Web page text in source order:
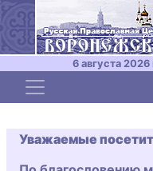
6 августа
Toggle navigation
Уважаемые